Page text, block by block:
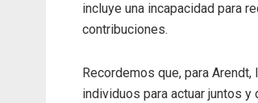
incluye una incapacidad para
contribuciones.
Recordemos que, para
individuos para actuar juntos